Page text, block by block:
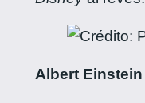
Albert Einstein